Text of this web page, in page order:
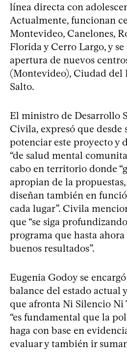
línea directa con
Actualmente, funcionan
Montevideo, Canelones,
Florida y Cerro Largo, y
apertura de nuevos
(Montevideo), Ciudad del
Salto.
El ministro de Desarrollo
Civila, expresó que desde
potenciar este proyecto y
“de salud mental
cabo en territorio donde
apropian de la
diseñan también en
cada lugar”. Civila
que “se siga
programa que hasta
buenos resultados”.
Eugenia Godoy se
balance del estado actual
que afronta Ni Silencio Ni
“es fundamental que la
haga con base en
evaluar y también ir